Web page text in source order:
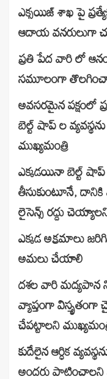
ఎక్సయిజ్ శాఖ పై
ఆదాయ వనరులుగా
ప్రతి పేద వారి లో
సమూలంగా
అవసరమైన పక్షంలో
బెల్ట్ షాప్ ల
ముఖ్యమంత్రి
ఎక్కడయినా బెల్ట్ షాప్
తీసుకుంటూనే,
లైసెన్స్ రద్దు
ఎక్కడ అక్రమాలు
అమలు చేయాలి
దశల వారి మద్యపాన
వ్యాప్తంగా
చేపట్టాలని
కుదేలైన ఆర్ధిక
అందరు పాటించాలని